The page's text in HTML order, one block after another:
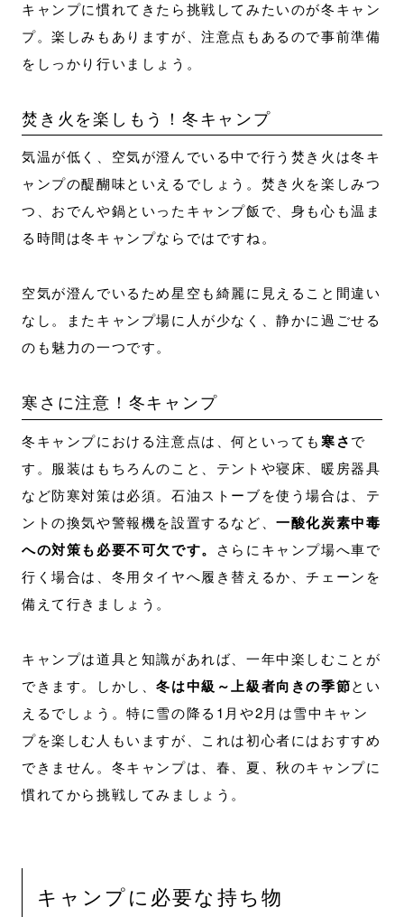
キャンプに慣れてきたら挑戦してみたいのが冬キャン
プ。楽しみもありますが、注意点もあるので事前準備
をしっかり行いましょう。
焚き火を楽しもう！冬キャンプ
気温が低く、空気が澄んでいる中で行う焚き火は冬キ
ャンプの醍醐味といえるでしょう。焚き火を楽しみつ
つ、おでんや鍋といったキャンプ飯で、身も心も温ま
る時間は冬キャンプならではですね。
空気が澄んでいるため星空も綺麗に見えること間違い
なし。またキャンプ場に人が少なく、静かに過ごせる
のも魅力の一つです。
寒さに注意！冬キャンプ
冬キャンプにおける注意点は、何といっても寒さで
す。服装はもちろんのこと、テントや寝床、暖房器具
など防寒対策は必須。石油ストーブを使う場合は、テ
ントの換気や警報機を設置するなど、一酸化炭素中毒
への対策も必要不可欠です。
さらにキャンプ場へ車で
行く場合は、冬用タイヤへ履き替えるか、チェーンを
備えて行きましょう。
キャンプは道具と知識があれば、一年中楽しむことが
できます。しかし、冬は中級～上級者向きの季節とい
えるでしょう。特に雪の降る1月や2月は雪中キャン
プを楽しむ人もいますが、これは初心者にはおすすめ
できません。冬キャンプは、春、夏、秋のキャンプに
慣れてから挑戦してみましょう。
キャンプに必要な持ち物